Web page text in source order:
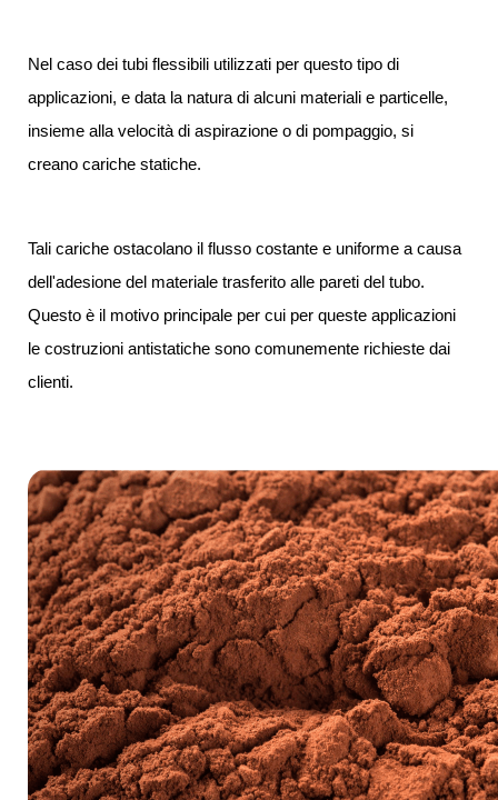
Nel caso dei tubi flessibili utilizzati per questo tipo di
applicazioni, e data la natura di alcuni materiali e particelle,
insieme alla velocità di aspirazione o di pompaggio, si
creano cariche statiche.
Tali cariche ostacolano il flusso costante e uniforme a causa
dell'adesione del materiale trasferito alle pareti del tubo.
Questo è il motivo principale per cui per queste applicazioni
le costruzioni antistatiche sono comunemente richieste dai
clienti.